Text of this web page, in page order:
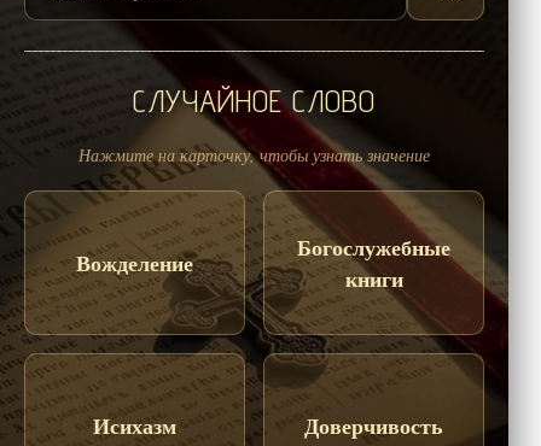
СЛУЧАЙНОЕ СЛОВО
Нажмите на карточку, чтобы узнать значение
Вожделение
Богослужебные
книги
Исихазм Доверчивость